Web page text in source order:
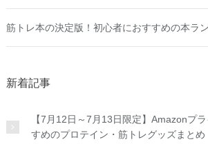
筋トレ本の決定版！初心者におすすめの本ラ
新着記事
【7月12日～7月13日限定】Amazonプ
すめのプロテイン・筋トレグッズまとめ